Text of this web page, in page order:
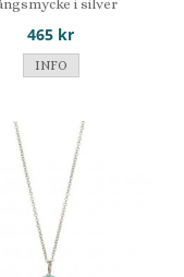
i silver
465 kr
INFO